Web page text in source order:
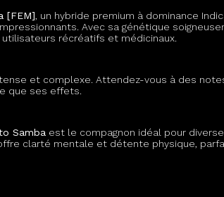
[FEM], un hybride premium à dominance
Avec sa génétique
récréatifs et médicinaux.
et complexe. Attendez-vous à des
que ses effets.
Samba est le compagnon idéal pour
clarté mentale et détente physique,